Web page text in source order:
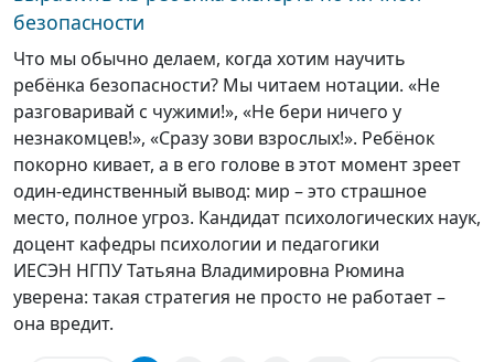
безопасности
Что мы обычно делаем, когда хотим научить
ребёнка безопасности? Мы читаем нотации. «Не
разговаривай с чужими!», «Не бери ничего у
незнакомцев!», «Сразу зови взрослых!». Ребёнок
покорно кивает, а в его голове в этот момент зреет
один-единственный вывод: мир – это страшное
место, полное угроз. Кандидат психологических наук,
доцент кафедры психологии и педагогики
ИЕСЭН НГПУ Татьяна Владимировна Рюмина
уверена: такая стратегия не просто не работает –
она вредит.